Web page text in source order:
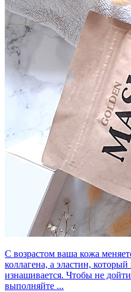
С возрастом ваша кожа
коллагена, а эластин,
изнашивается. Чтобы не
выполняйте ...